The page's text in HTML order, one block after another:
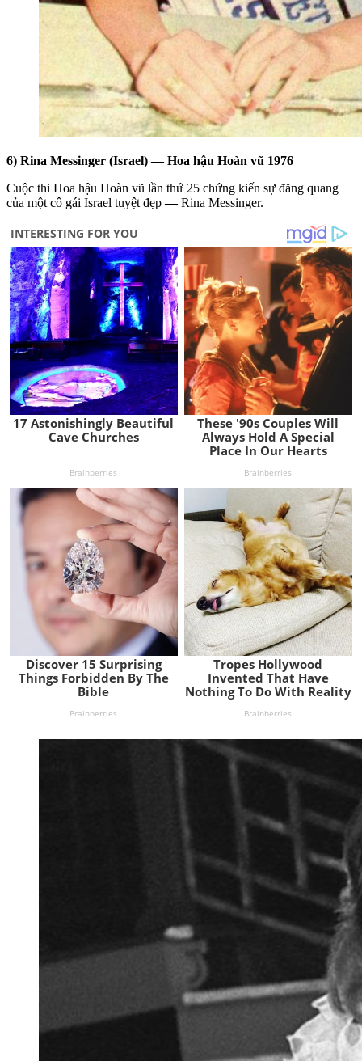
6) Rina Messinger (Israel) — Hoa hậu Hoàn vũ 1976
Cuộc thi Hoa hậu Hoàn vũ lần thứ 25 chứng kiến sự đăng quang
của một cô gái Israel tuyệt đẹp—Rina Messinger.